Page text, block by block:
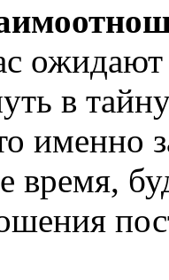
в
именно
время,